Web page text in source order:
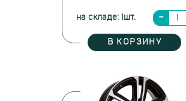
на складе: 1шт.
В КОРЗИНУ